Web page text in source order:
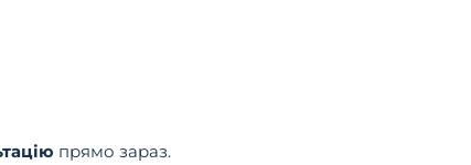
прямо зараз.